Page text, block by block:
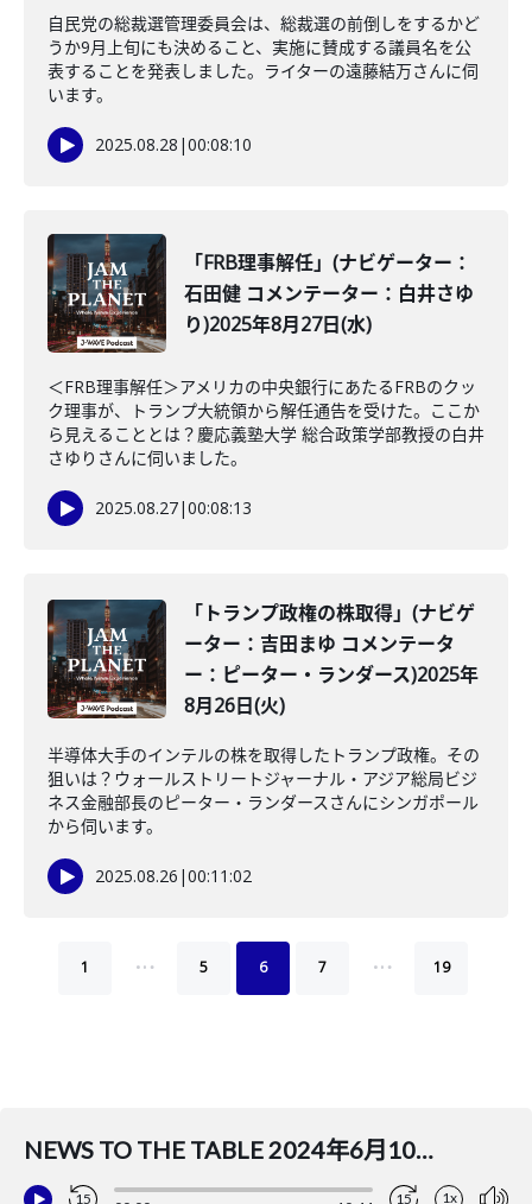
自民党の総裁選管理委員会は、総裁選の前倒しをするかど
うか9月上旬にも決めること、実施に賛成する議員名を公
表することを発表しました。ライターの遠藤結万さんに伺
います。
2025.08.28 |00:08:10
「FRB理事解任」(ナビゲーター：
石田健 コメンテーター：白井さゆ
り)2025年8月27日(水)
＜FRB理事解任＞アメリカの中央銀行にあたるFRBのクッ
ク理事が、トランプ大統領から解任通告を受けた。ここか
ら見えることとは？慶応義塾大学 総合政策学部教授の白井
さゆりさんに伺いました。
2025.08.27|00:08:13
「トランプ政権の株取得」(ナビゲ
ーター：吉田まゆ コメンテータ
ー：ピーター・ランダース)2025年
8月26日(火)
半導体大手のインテルの株を取得したトランプ政権。その
狙いは？ウォールストリートジャーナル・アジア総局ビジ
ネス金融部長のピーター・ランダースさんにシンガポール
から伺います。
2025.08.26 |00:11:02
1 … 5 6 7 … 19
NEWS TO THE TABLE 2024年6月10日(月)(ナビゲーター：吉田まゆ コメンテーター：田巻一彦)
15 15 1x